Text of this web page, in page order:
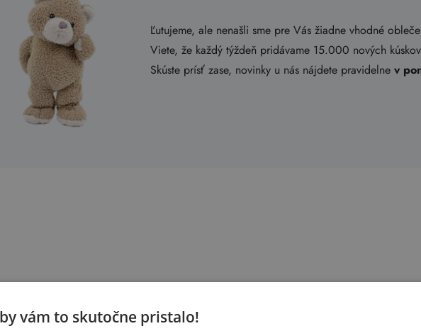
Ľutujeme, ale nenašli sme pre Vás žiadne vhodné
Viete, že každý týždeň pridávame 15.000 nových
Skúste prísť zase, novinky u nás nájdete pravidelnev
vám to skutočne pristalo!